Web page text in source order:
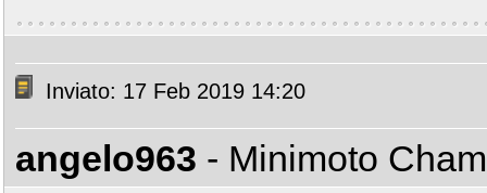
Inviato: 17 Feb 2019 14:20
angelo963 - Minimoto